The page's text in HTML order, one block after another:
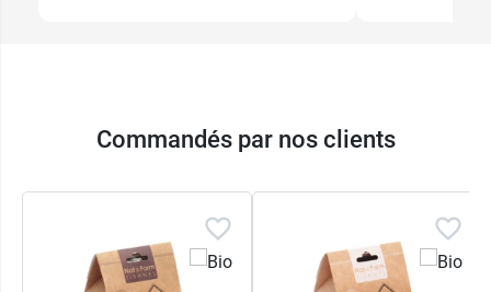
Commandés par nos clients